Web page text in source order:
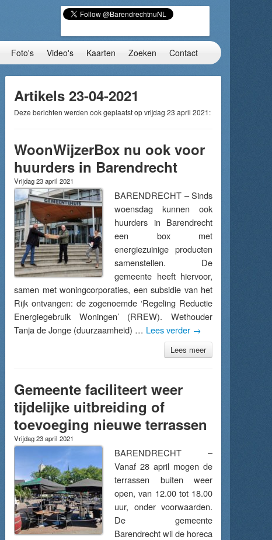
Foto's Video's Kaarten Zoeken Contact
Artikels 23-04-2021
Deze berichten werden ook geplaatst op vrijdag 23 april 2021:
WoonWijzerBox nu ook voor
huurders in Barendrecht
Vrijdag 23 april 2021
BARENDRECHT – Sinds
woensdag kunnen ook
huurders in Barendrecht
een box met
energiezuinige producten
samenstellen. De
gemeente heeft hiervoor,
samen met woningcorporaties, een subsidie van het
Rijk ontvangen: de zogenoemde ‘Regeling Reductie
Energiegebruik Woningen’ (RREW). Wethouder
Tanja de Jonge (duurzaamheid) … Lees verder →
Lees meer
Gemeente faciliteert weer
tijdelijke uitbreiding of
toevoeging nieuwe terrassen
Vrijdag 23 april 2021
BARENDRECHT –
Vanaf 28 april mogen de
terrassen buiten weer
open, van 12.00 tot 18.00
uur, onder voorwaarden.
De gemeente
Barendrecht wil de horeca